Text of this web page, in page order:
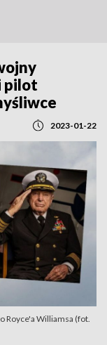
pilot
2023-01-22
Royce'a Williamsa (fot.